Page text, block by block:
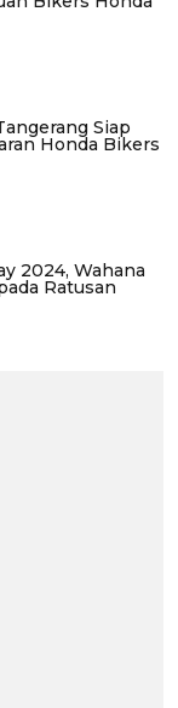
Siap
Honda Bikers
2024, Wahana
Ratusan